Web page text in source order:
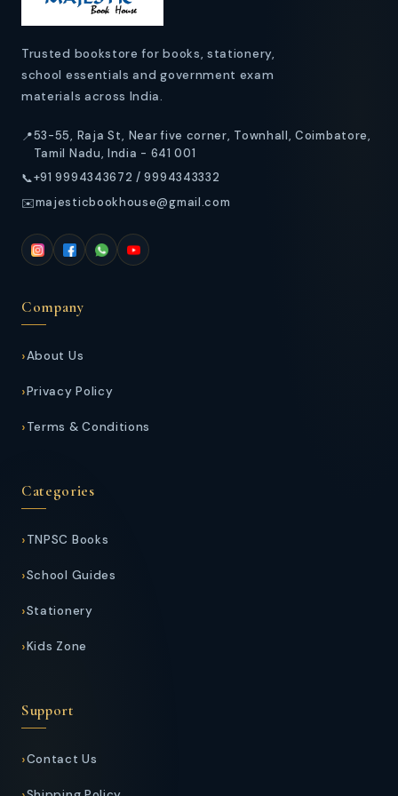
t
Trusted bookstore for books, stationery,
school essentials and government exam
materials across India.
📍53-55, Raja St, Near five corner, Townhall, Coimbatore,
Tamil Nadu, India - 641 001
📞+91 9994343672 / 9994343332
✉️majesticbookhouse@gmail.com
Company
About Us
Privacy Policy
Terms & Conditions
Categories
TNPSC Books
School Guides
Stationery
Kids Zone
Support
Contact Us